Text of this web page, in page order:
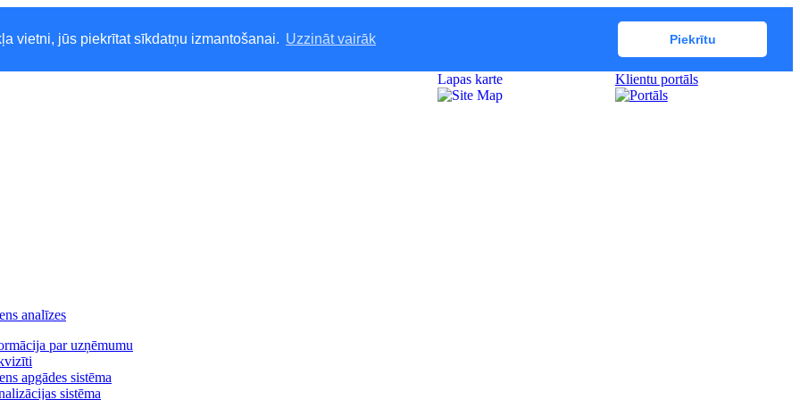
vietni, jūs piekrītat sīkdatņu izmantošanai. Uzzināt vairāk Piekrītu
Klientu portāls
Lapas karte
analīzes
par uzņēmumu
apgādes sistēma
sistēma